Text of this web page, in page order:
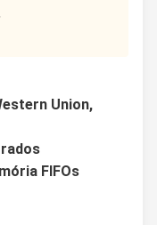
Union,
FIFOs